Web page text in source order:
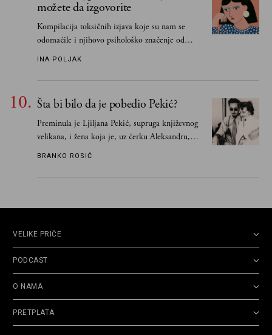
možete da izgovorite
Kompilacija toksičnih izjava koje su nam se
odomaćile i njihovo psihološko značenje od
INA POLJAK
Šta bi bilo da je pobedio Pekić?
Preminula je Ljiljana Pekić, supruga književnog
velikana, i žena koja je, uz ćerku Aleksandru,
vodila računa o zaostavštini pisca. Ovu priču o
BRANKO ROSIĆ
VELIKE PRIČE
PODCAST
O NAMA
PRETPLATA